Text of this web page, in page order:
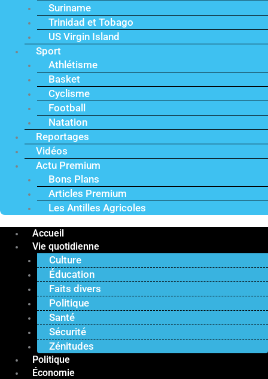
Suriname
Trinidad et Tobago
US Virgin Island
Sport
Athlétisme
Basket
Cyclisme
Football
Natation
Reportages
Vidéos
Actu Premium
Bons Plans
Articles Premium
Les Antilles Agricoles
Accueil
Vie quotidienne
Culture
Éducation
Faits divers
Politique
Santé
Sécurité
Zénitudes
Politique
Économie